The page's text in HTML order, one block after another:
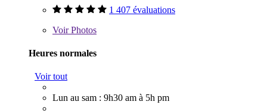
1 407 évaluations
VoirPhotos
Heures normales
Voir tout
Lun au sam : 9h30 am à 5h pm